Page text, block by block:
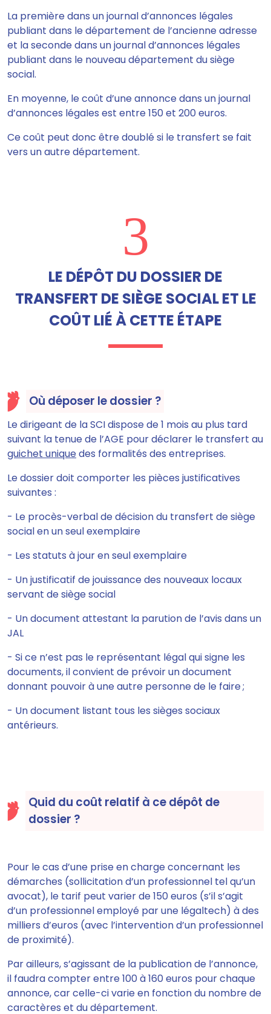
La premièredans un journal d’annonces légales
publiant dans le département de l’ancienne adresse
et la secondedans un journal d’annonces légales
publiant dans le nouveau département du siège
social.
En moyenne, lecoût d’une annonce dans un journal
d’annonces légales est entre 150 et 200 euros.
Ce coût peut donc être doublé si le transfert se fait
vers un autre département.
3
LE DÉPÔT DU DOSSIER DE
TRANSFERT DE SIÈGE SOCIAL ET LE
COÛT LIÉ À CETTE ÉTAPE
Où déposer le dossier ?
Le dirigeant de la SCI dispose de1 mois au plus tard
suivant la tenue de l’AGE pour déclarer le transfert au
guichet uniquedes formalités des entreprises.
Le dossier doit comporter les pièces justificatives
suivantes :
- Le procès-verbalde décision du transfert de siège
social en un seul exemplaire
- Les statuts à jour en seul exemplaire
- Un justificatif de jouissancedes nouveaux locaux
servant de siège social
- Un document attestant la parutionde l’avis dans un
JAL
- Si ce n’est pas le représentant légal qui signe les
documents, il convient de prévoir un document
donnant pouvoir à une autre personne de le faire ;
- Un document listant tous les sièges sociaux
antérieurs.
Quid du coût relatif à ce dépôt de
dossier ?
Pour le cas d’une prise en charge concernant les
démarches (sollicitation d’un professionnel tel qu’un
avocat), le tarif peut varier de150 euros (s’il s’agit
d’un professionnel employé par une légaltech) à des
milliers d’euros (avec l’intervention d’un professionnel
de proximité).
Par ailleurs, s’agissant de la publication de l’annonce,
il faudra compter entre100 à 160 euros pour chaque
annonce, car celle-ci varie en fonction du nombre de
caractères et du département.